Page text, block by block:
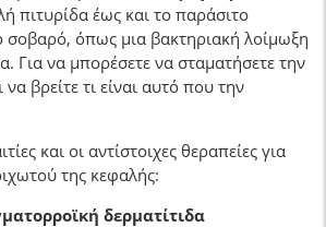
πιτυρίδα έως και το παράσιτο
σοβαρό, όπως μια βακτηριακή λοίμωξη
Για να μπορέσετε να σταματήσετε την
βρείτε τι είναι αυτό που την
και οι αντίστοιχες θεραπείες για
της κεφαλής:
δερματίτιδα